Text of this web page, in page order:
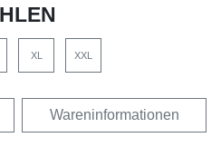
XL XXL
Wareninformationen